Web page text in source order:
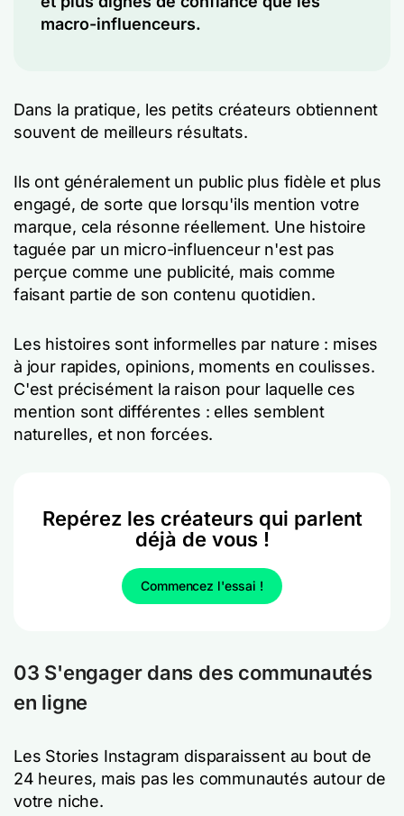
macro-influenceurs.
Dans la pratique, les petits créateurs obtiennent
souvent de meilleurs résultats.
Ils ont généralement un public plus fidèle et plus
engagé, de sorte que lorsqu'ils mention votre
marque, cela résonne réellement. Une histoire
taguée par un micro-influenceur n'est pas
perçue comme une publicité, mais comme
faisant partie de son contenu quotidien.
Les histoires sont informelles par nature : mises
à jour rapides, opinions, moments en coulisses.
C'est précisément la raison pour laquelle ces
mention sont différentes : elles semblent
naturelles, et non forcées.
Repérez les créateurs qui parlent
déjà de vous !
Commencez l'essai !
03 S'engager dans des communautés
en ligne
Les Stories Instagram disparaissent au bout de
24 heures, mais pas les communautés autour de
votre niche.